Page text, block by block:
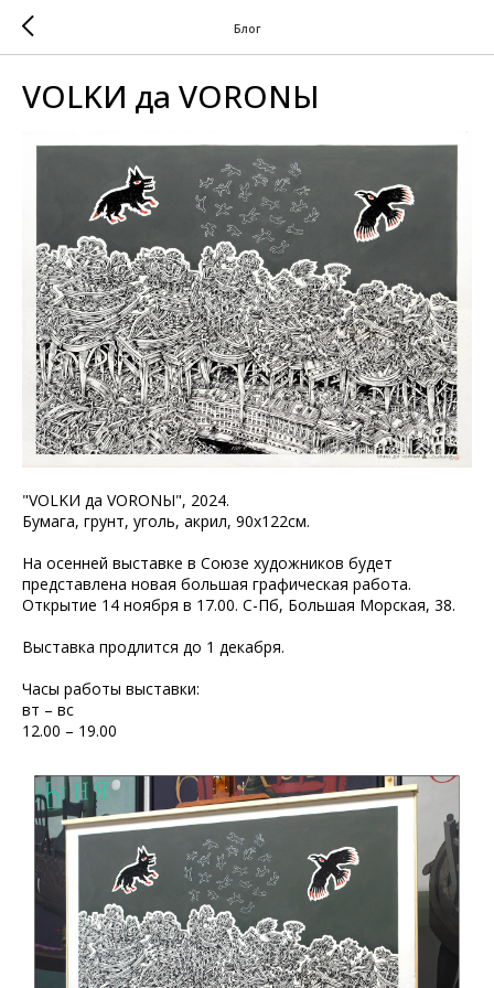
Блог
VOLKИ да VORONЫ
"VOLKИ да VORONЫ", 2024.
Бумага, грунт, уголь, акрил, 90х122см.
На осенней выставке в Союзе художников будет
представлена новая большая графическая работа.
Открытие 14 ноября в 17.00. С-Пб, Большая Морская, 38.
Выставка продлится до 1 декабря.
Часы работы выставки:
вт – вс
12.00 – 19.00